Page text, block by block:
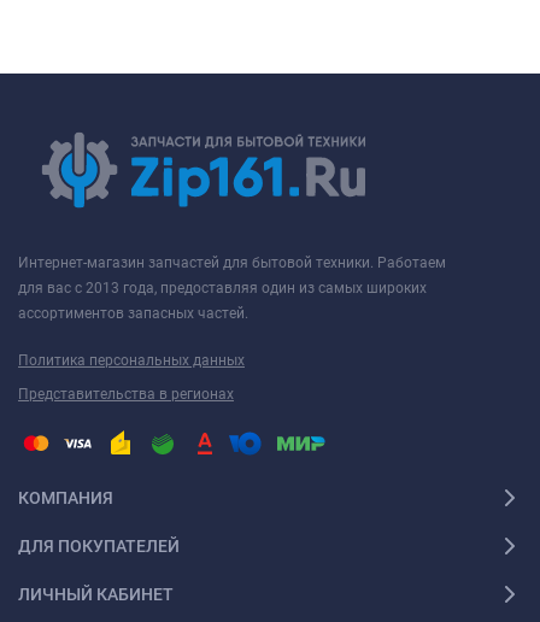
Интернет-магазин запчастей для бытовой техники. Работаем
для вас с 2013 года, предоставляя один из самых широких
ассортиментов запасных частей.
Политика персональных данных
Представительства в регионах
КОМПАНИЯ
ДЛЯ ПОКУПАТЕЛЕЙ
ЛИЧНЫЙ КАБИНЕТ